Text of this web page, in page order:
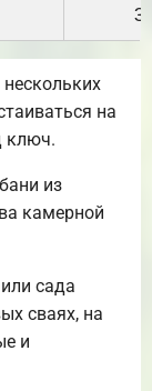
на
ключ.
из
камерной
сада
сваях, на
и